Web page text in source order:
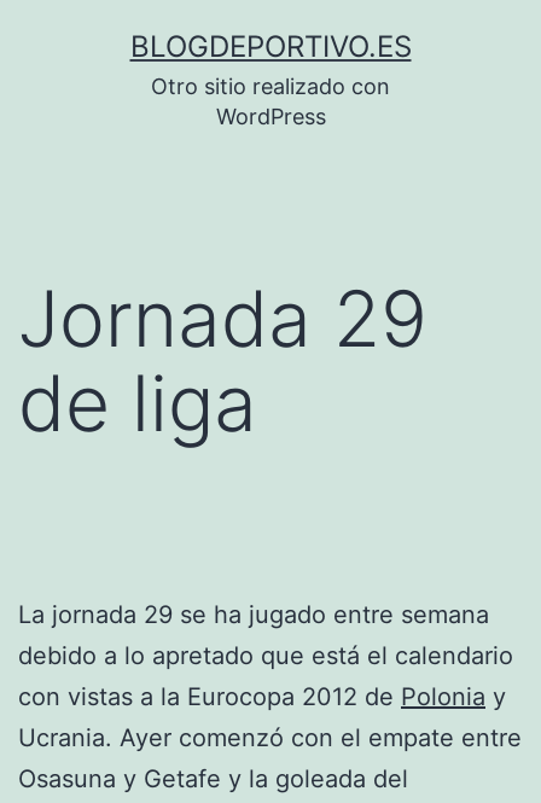
BLOGDEPORTIVO.ES
Otro sitio realizado con
WordPress
Jornada 29
de liga
La jornada 29 se ha jugado entre semana
debido a lo apretado que está el calendario
con vistas a la Eurocopa 2012 de Polonia y
Ucrania. Ayer comenzó con el empate entre
Osasuna y Getafe y la goleada del